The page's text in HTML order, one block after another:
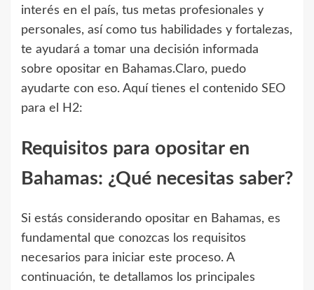
interés en el país, tus metas profesionales y
personales, así como tus habilidades y fortalezas,
te ayudará a tomar una decisión informada
sobre opositar en Bahamas.Claro, puedo
ayudarte con eso. Aquí tienes el contenido SEO
para el H2:
Requisitos para opositar en
Bahamas: ¿Qué necesitas saber?
Si estás considerando opositar en Bahamas, es
fundamental que conozcas los requisitos
necesarios para iniciar este proceso. A
continuación, te detallamos los principales